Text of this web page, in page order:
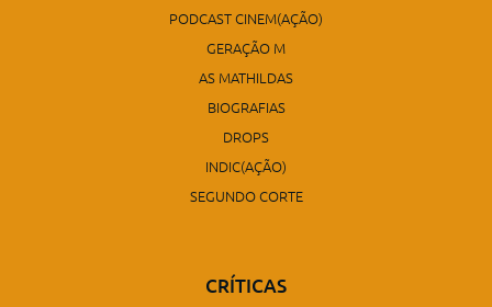
PODCAST CINEM(AÇÃO)
GERAÇÃO M
AS MATHILDAS
BIOGRAFIAS
DROPS
INDIC(AÇÃO)
SEGUNDO CORTE
CRÍTICAS